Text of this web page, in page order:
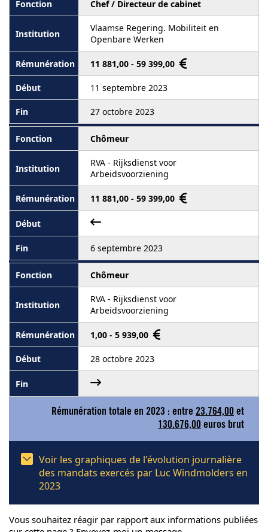
Chef / Directeur de cabinet
Vlaamse Regering. Mobiliteit en
Openbare Werken
11 881,00 - 59 399,00
11 septembre 2023
27 octobre 2023
Chômeur
RVA - Rijksdienst voor
Arbeidsvoorziening
11 881,00 - 59 399,00
6 septembre 2023
Chômeur
RVA - Rijksdienst voor
Arbeidsvoorziening
1,00 - 5 939,00
28 octobre 2023
Rémunération totale en 2023 : entre 23.764,00 et
130.676,00 euros brut
Voir les graphiques de l'évolution journalière
des mandats exercés par Luc Windmolders en
2023
Vous souhaitez réagir par rapport aux informations publiées